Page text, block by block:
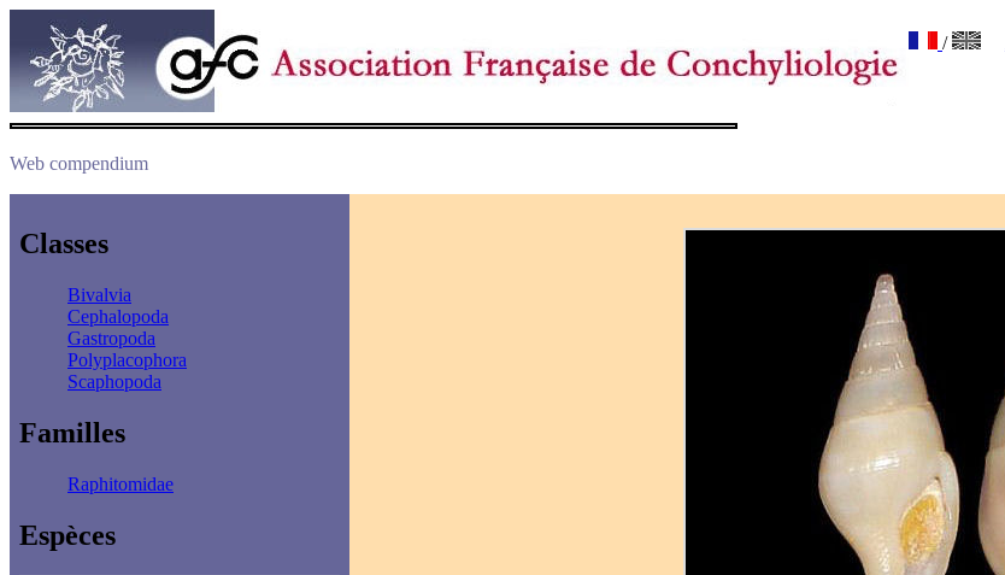
/
Web compendium
Classes
Bivalvia
Cephalopoda
Gastropoda
Polyplacophora
Scaphopoda
Familles
Raphitomidae
Espèces